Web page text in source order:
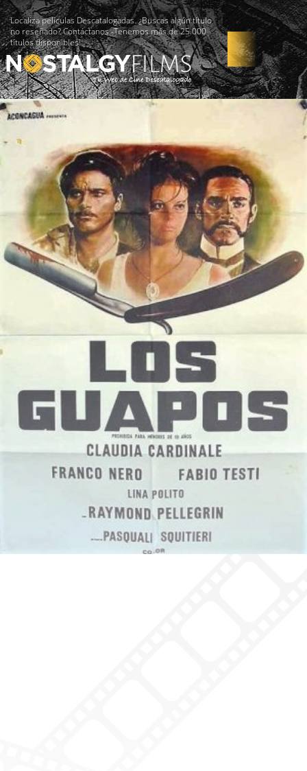
Localiza películas Descatalogadas. ¿Buscas algún título
no reseñado? Contáctanos -Tenemos más de 25.000
títulos disponibles!